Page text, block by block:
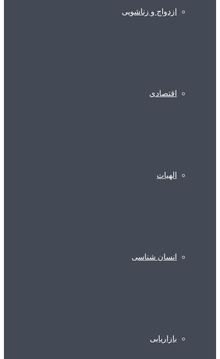
ازدواج و زناشویی
اقتصادی
الهیات
انسان شناسی
بازاریابی